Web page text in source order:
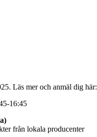
Läs mer och anmäl dig här:
16:45
från lokala producenter